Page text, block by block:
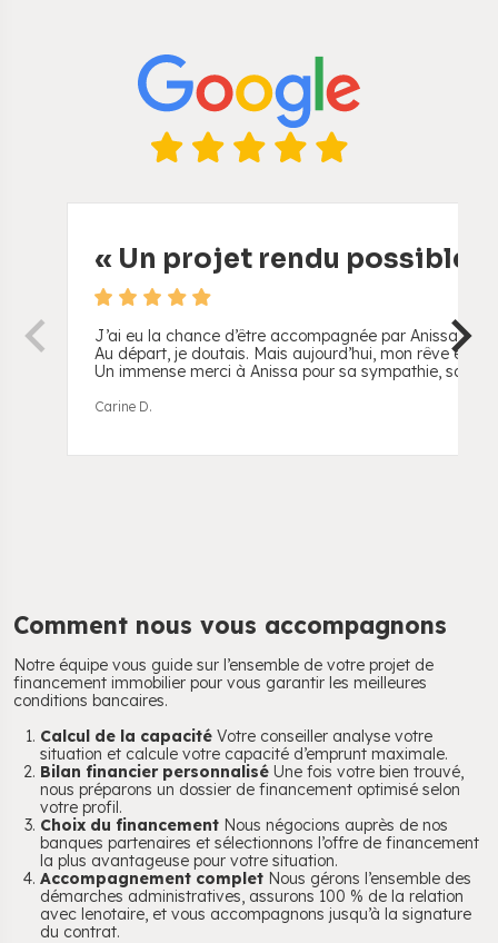
« Un projet rendu possible
J’ai eu la chance d’être accompagnée par Anissa
Au départ, je doutais. Mais aujourd’hui, mon rêve est
Un immense merci à Anissa pour sa sympathie, sa
Carine D.
Comment nous vous accompagnons
Notre équipe vous guide sur l’ensemble de votre projet de
financement immobilier pour vous garantir les meilleures
conditions bancaires.
Calcul de la capacité Votre conseiller analyse votre
situation et calcule votre capacité d’emprunt maximale.
Bilan financier personnalisé Une fois votre bien trouvé,
nous préparons un dossier de financement optimisé selon
votre profil.
Choix du financement Nous négocions auprès de nos
banques partenaires et sélectionnons l’offre de financement
la plus avantageuse pour votre situation.
Accompagnement complet Nous gérons l’ensemble des
démarches administratives, assurons 100 % de la relation
avec lenotaire, et vous accompagnons jusqu’à la signature
du contrat.